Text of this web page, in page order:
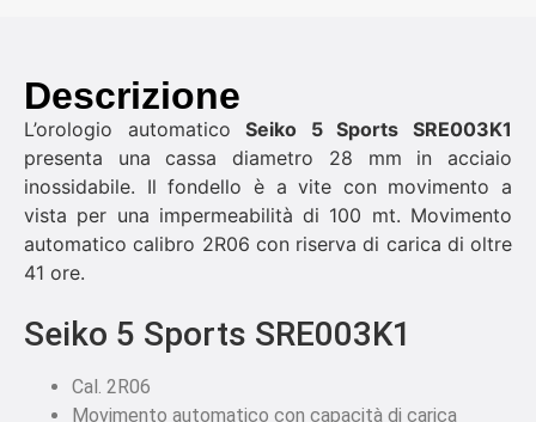
Descrizione
L’orologio automaticoSeiko 5 Sports SRE003K1
presenta una cassa diametro 28 mm in acciaio
inossidabile. Il fondello è a vite con movimento a
vista per una impermeabilità di 100 mt. Movimento
automatico calibro 2R06 con riserva di carica di oltre
41 ore.
Seiko 5 Sports SRE003K1
Cal. 2R06
Movimento automatico con capacità di carica